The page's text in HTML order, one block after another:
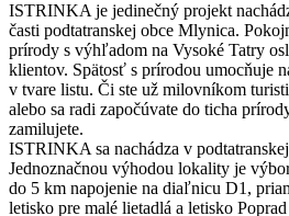
ISTRINKA je jedinečný projekt
časti podtatranskej obce Mlynica.
prírody s výhľadom na Vysoké Tatry
klientov. Spätosť s prírodou umocňuje
v tvare listu. Či ste už milovníkom
alebo sa radi započúvate do ticha
zamilujete.
ISTRINKA sa nachádza v
Jednoznačnou výhodou lokality je
do 5 km napojenie na diaľnicu D1,
letisko pre malé lietadlá a letisko